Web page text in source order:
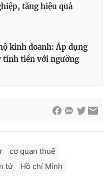
tăng hiệu quả
kinh doanh: Áp dụng
tính tiền với ngưỡng
cơ quan thuế
tử
Hồ chí Minh